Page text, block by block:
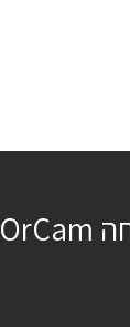
התקן לביש ומהפכני המשמש כ"עוזר אישי" שפיתחה OrCam